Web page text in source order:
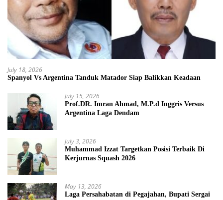
July 18, 2026
Spanyol Vs Argentina Tanduk Matador Siap Balikkan Keadaan
July 15, 2026
Prof.DR. Imran Ahmad, M.P.d Inggris Versus
Argentina Laga Dendam
July 3, 2026
Muhammad Izzat Targetkan Posisi Terbaik Di
Kerjurnas Squash 2026
May 13, 2026
Laga Persahabatan di Pegajahan, Bupati Sergai